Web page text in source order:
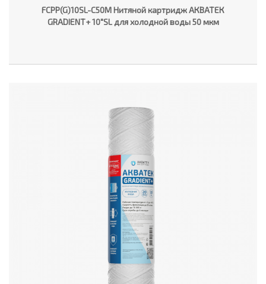
FCPP(G)10SL-C50M Нитяной картридж АКВАТЕК
GRADIENT+ 10"SL для холодной воды 50 мкм